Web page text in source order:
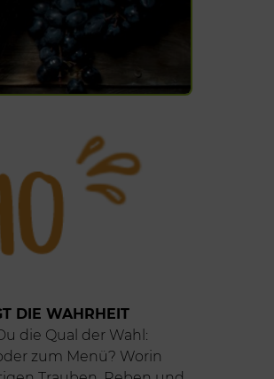
DIE WAHRHEIT
die Qual der Wahl:
zum Menü? Worin